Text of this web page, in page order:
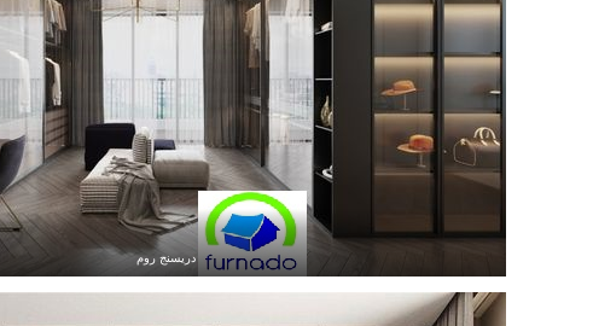
دريسنج روم